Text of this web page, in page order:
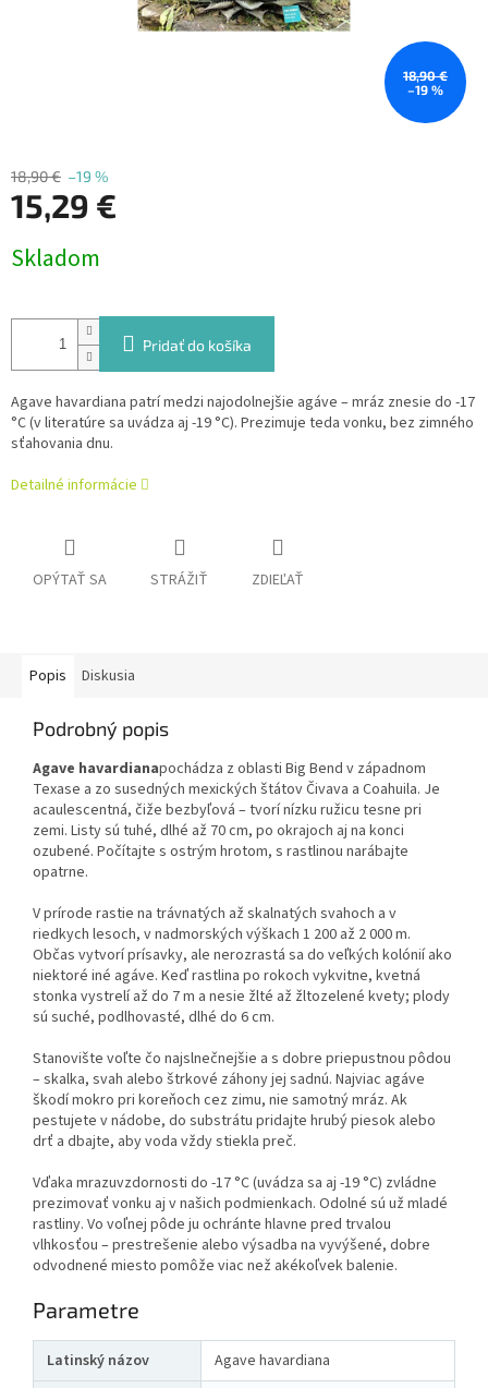
18,90 €
–19 %
18,90 € –19 %
15,29 €
cena:
Skladom
Pridať do košíka
Agave havardiana patrí medzi najodolnejšie agáve – mráz znesie do -17
°C (v literatúre sa uvádza aj -19 °C). Prezimuje teda vonku, bez zimného
sťahovania dnu.
Detailné informácie
OPÝTAŤ SA STRÁŽIŤ ZDIEĽAŤ
Popis Diskusia
Podrobný popis
Agave havardianapochádza z oblasti Big Bend v západnom
Texase a zo susedných mexických štátov Čivava a Coahuila. Je
acaulescentná, čiže bezbyľová – tvorí nízku ružicu tesne pri
zemi. Listy sú tuhé, dlhé až 70 cm, po okrajoch aj na konci
ozubené. Počítajte s ostrým hrotom, s rastlinou narábajte
opatrne.
V prírode rastie na trávnatých až skalnatých svahoch a v
riedkych lesoch, v nadmorských výškach 1 200 až 2 000 m.
Občas vytvorí prísavky, ale nerozrastá sa do veľkých kolónií ako
niektoré iné agáve. Keď rastlina po rokoch vykvitne, kvetná
stonka vystrelí až do 7 m a nesie žlté až žltozelené kvety; plody
sú suché, podlhovasté, dlhé do 6 cm.
Stanovište voľte čo najslnečnejšie a s dobre priepustnou pôdou
– skalka, svah alebo štrkové záhony jej sadnú. Najviac agáve
škodí mokro pri koreňoch cez zimu, nie samotný mráz. Ak
pestujete v nádobe, do substrátu pridajte hrubý piesok alebo
drť a dbajte, aby voda vždy stiekla preč.
Vďaka mrazuvzdornosti do -17 °C (uvádza sa aj -19 °C) zvládne
prezimovať vonku aj v našich podmienkach. Odolné sú už mladé
rastliny. Vo voľnej pôde ju ochránte hlavne pred trvalou
vlhkosťou – prestrešenie alebo výsadba na vyvýšené, dobre
odvodnené miesto pomôže viac než akékoľvek balenie.
Parametre
Latinský názov
Agave havardiana